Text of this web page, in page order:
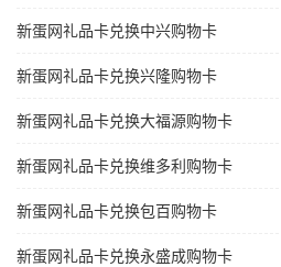
新蛋网礼品卡兑换中兴购物卡
新蛋网礼品卡兑换兴隆购物卡
新蛋网礼品卡兑换大福源购物卡
新蛋网礼品卡兑换维多利购物卡
新蛋网礼品卡兑换包百购物卡
新蛋网礼品卡兑换永盛成购物卡